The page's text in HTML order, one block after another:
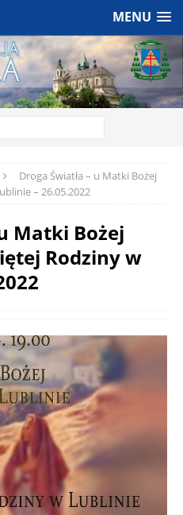
MENU
Droga Światła – u Matki Bożej
– 26.05.2022
Matki Bożej
Rodziny w